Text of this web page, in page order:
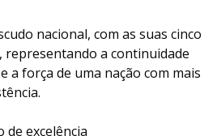
nacional, com as suas cinco
representando a continuidade
a força de uma nação com mais
de excelência